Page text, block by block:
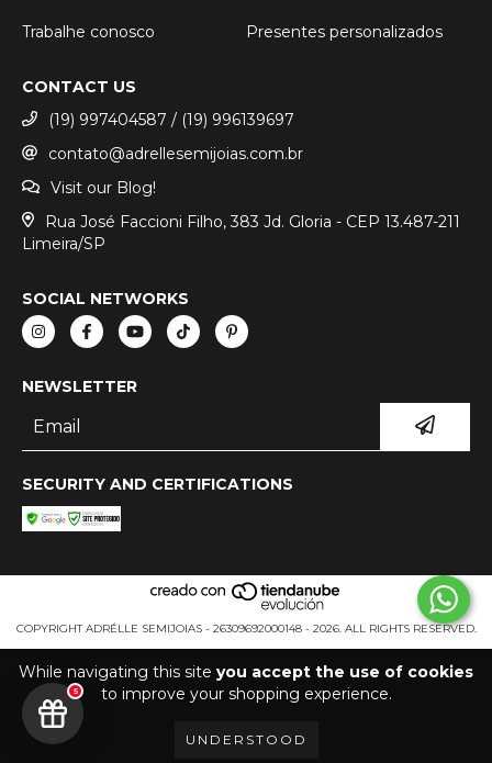
While navigating this site you accept the use of cookies
to improve your shopping experience.
UNDERSTOOD
Trabalhe conosco Presentes personalizados
CONTACT US
(19) 997404587 / (19) 996139697
contato@adrellesemijoias.com.br
Visit our Blog!
Rua José Faccioni Filho, 383 Jd. Gloria - CEP 13.487-211
Limeira/SP
SOCIAL NETWORKS
NEWSLETTER
SECURITY AND CERTIFICATIONS
COPYRIGHT ADRÉLLE SEMIJOIAS - 26309692000148 - 2026. ALL RIGHTS RESERVED.
5